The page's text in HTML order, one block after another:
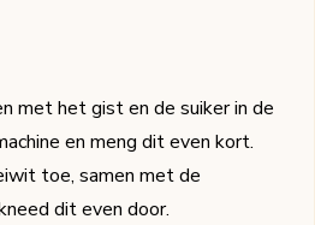
met het gist en de suiker in de
en meng dit even kort.
toe, samen met de
dit even door.